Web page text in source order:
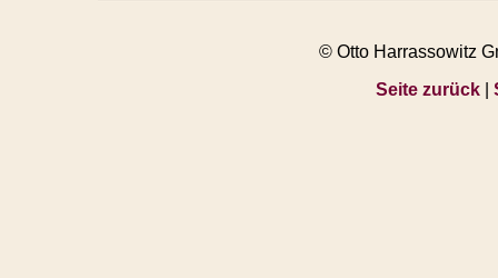
© Otto Harrassowitz
Seite zurück|